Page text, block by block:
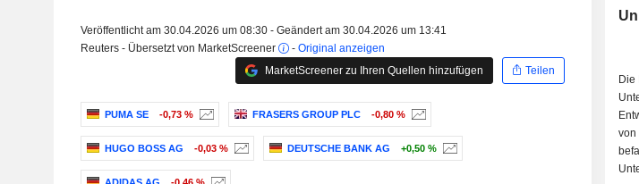
Veröffentlicht am 30.04.2026 um 08:30 - Geändert am 30.04.2026 um 13:41
Reuters - Übersetzt von MarketScreener
- Original anzeigen
MarketScreener zu Ihren Quellen hinzufügen
Teilen
PUMA SE -0,73 % FRASERS GROUP PLC -0,80 %
HUGO BOSS AG -0,03 % DEUTSCHE BANK AG +0,50 %
Die
von